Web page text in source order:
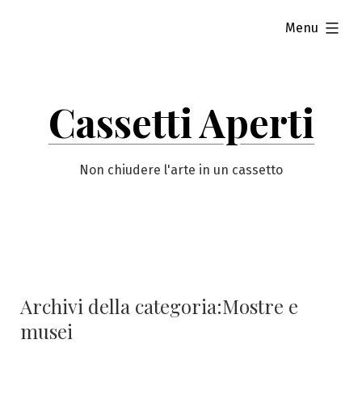
Cassetti Aperti
Non chiudere l'arte in un cassetto
Menu
esteso
Archivi della categoria:Mostre e
musei